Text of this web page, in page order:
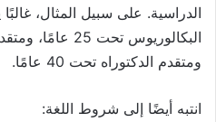
الدراسية. على سبيل المثال،
ومتقدم الدكتوراه تحت 40 عامًا.
انتبه أيضًا إلى شروط اللغة: